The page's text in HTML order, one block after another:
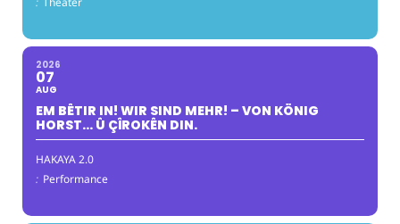
2026
07
AUG
EM BÊTIR IN! WIR SIND MEHR! – VON KÖNIG
HORST… Û ÇÎROKÊN DIN.
HAKAYA 2.0
: Performance